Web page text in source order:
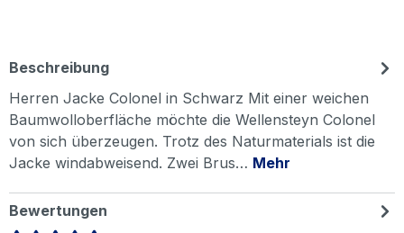
Beschreibung
Herren Jacke Colonel in Schwarz Mit einer weichen
Baumwolloberfläche möchte die Wellensteyn Colonel
von sich überzeugen. Trotz des Naturmaterials ist die
Jacke windabweisend. Zwei Brus… Mehr
Bewertungen